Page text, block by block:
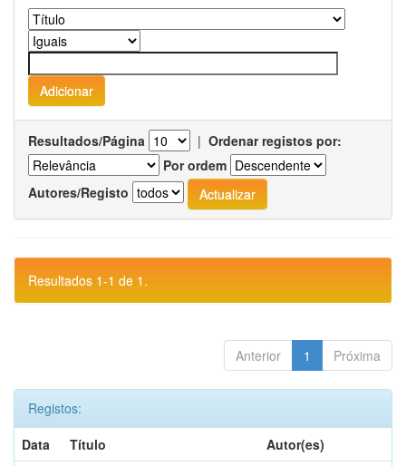
Resultados/Página | Ordenar registos por:
Por ordem
Autores/Registo
Resultados 1-1 de 1.
Anterior 1 Próxima
Registos:
Data
Título
Autor(es)